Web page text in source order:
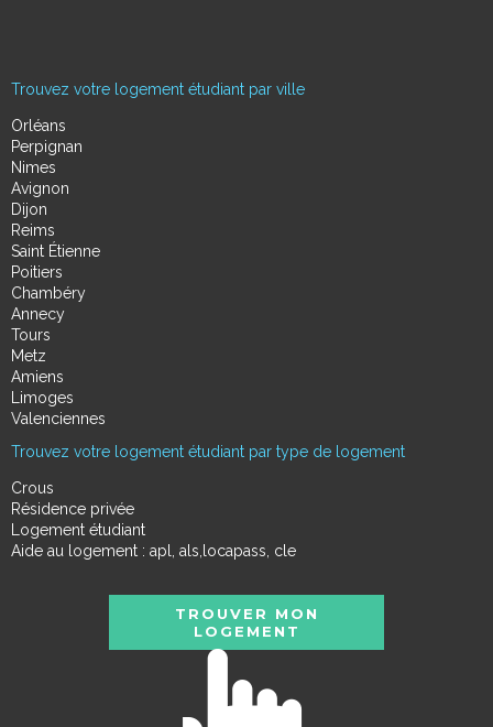
Trouvez votre logement étudiant par ville
Orléans
Perpignan
Nimes
Avignon
Dijon
Reims
Saint Étienne
Poitiers
Chambéry
Annecy
Tours
Metz
Amiens
Limoges
Valenciennes
Trouvez votre logement étudiant par type de logement
Crous
Résidence privée
Logement étudiant
Aide au logement : apl, als,locapass, cle
TROUVER MON
LOGEMENT